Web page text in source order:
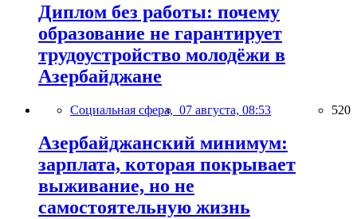
Диплом без работы: почему
образование не гарантирует
трудоустройство молодёжи в
Азербайджане
Социальная сфера, 07 августа, 08:53 520
Азербайджанский минимум:
зарплата, которая покрывает
выживание, но не
самостоятельную жизнь